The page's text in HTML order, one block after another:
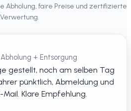
Abholung, faire Preise und zertifizierte
Verwertung.
+ Entsorgung
gestellt, noch am selben Tag
pünktlich, Abmeldung und
Klare Empfehlung.